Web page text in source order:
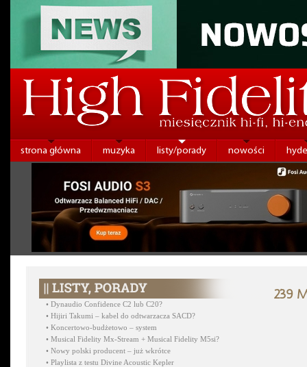
strona główna muzyka listy/porady nowości
239
• Dynaudio Confidence C2 lub C20?
• Hijiri Takumi – kabel do odtwarzacza SACD?
• Koncertowo-budżetowo – system
• Musical Fidelity Mx-Stream + Musical Fidelity M5si?
• Nowy polski producent – już wkrótce
• Playlista z testu Divine Acoustic Kepler